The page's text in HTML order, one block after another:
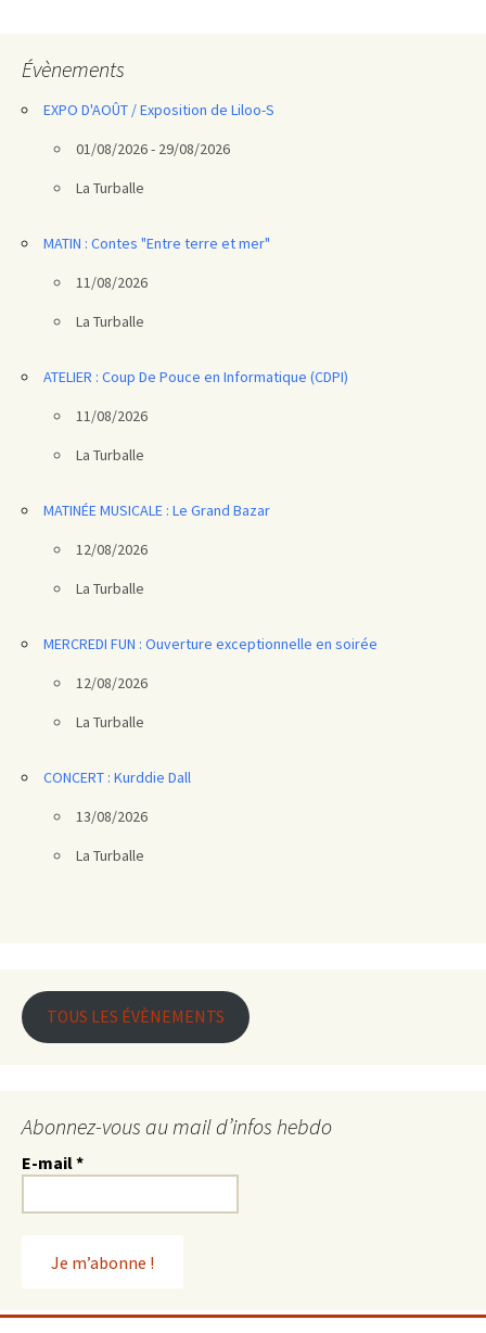
Évènements
EXPO D'AOÛT / Exposition de Liloo-S
01/08/2026 - 29/08/2026
La Turballe
MATIN : Contes "Entre terre et mer"
11/08/2026
La Turballe
ATELIER : Coup De Pouce en Informatique (CDPI)
11/08/2026
La Turballe
MATINÉE MUSICALE : Le Grand Bazar
12/08/2026
La Turballe
MERCREDI FUN : Ouverture exceptionnelle en soirée
12/08/2026
La Turballe
CONCERT : Kurddie Dall
13/08/2026
La Turballe
TOUS LES ÉVÈNEMENTS
Abonnez-vous au mail d’infos hebdo
E-mail*